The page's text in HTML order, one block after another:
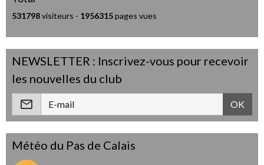
531798visiteurs - 1956315pages vues
NEWSLETTER : Inscrivez-vous pour recevoir
les nouvelles du club
OK
Météo du Pas de Calais